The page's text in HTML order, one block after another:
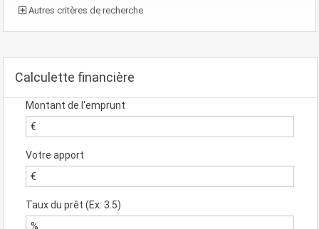
Autres critères de recherche
Calculette financière
Montant de l'emprunt
Votre apport
Taux du prêt (Ex: 3.5)